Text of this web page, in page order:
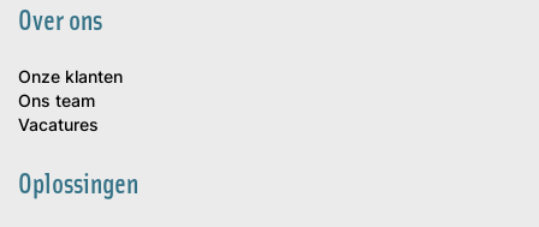
Over ons
Onze klanten
Ons team
Vacatures
Oplossingen